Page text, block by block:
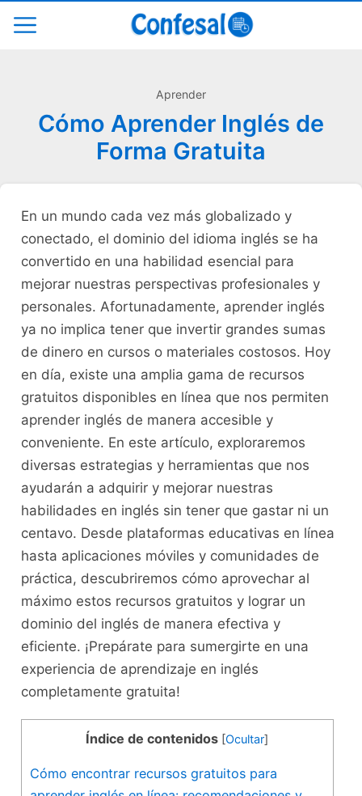
Aprender
Cómo Aprender Inglés de
Forma Gratuita
⁤En un mundo cada vez más globalizado y
conectado,⁢ el dominio del idioma inglés se ‌ha
‌convertido en una habilidad esencial para
mejorar ‍nuestras perspectivas profesionales y
personales.‍ Afortunadamente, aprender inglés
ya ​no implica tener que invertir grandes sumas
⁢de dinero en cursos o materiales ​costosos. Hoy
en día, existe una amplia gama de recursos
gratuitos disponibles‍ en línea que‌ nos ⁤permiten
aprender inglés ⁤de manera accesible y
conveniente. ⁣En este artículo, exploraremos
diversas estrategias y herramientas que nos
ayudarán ⁤a adquirir y⁢ mejorar nuestras⁢
habilidades ⁤en​ inglés ⁤sin tener que‍ gastar ni ‌un
⁣centavo. Desde⁤ plataformas educativas en⁢ línea
⁤hasta aplicaciones móviles y comunidades de
⁢práctica, descubriremos cómo aprovechar al
máximo estos ⁣recursos gratuitos y lograr un
dominio del inglés ‍de manera efectiva⁤ y
eficiente. ​¡Prepárate para sumergirte en una
experiencia de​ aprendizaje ‍en inglés
completamente gratuita!
Índice de contenidos [Ocultar]
Cómo encontrar⁤ recursos gratuitos para